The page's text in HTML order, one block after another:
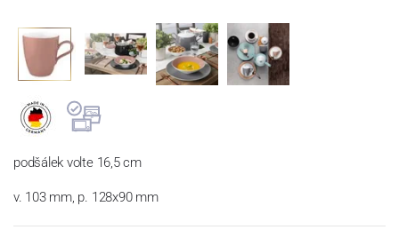
podšálek volte 16,5 cm
v. 103 mm, p. 128x90 mm